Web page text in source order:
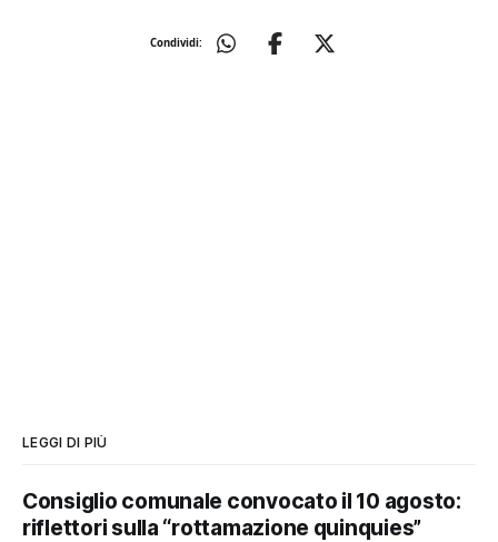
Condividi:
LEGGI DI PIÙ
Consiglio comunale convocato il 10 agosto:
riflettori sulla “rottamazione quinquies”